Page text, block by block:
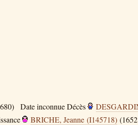
Date inconnueDécès
BRICHE, Jeanne (I145718)